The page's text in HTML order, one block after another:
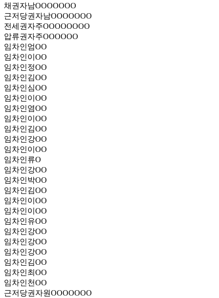
채권자남OOOOOOO
근저당권자남OOOOOOO
전세권자주OOOOOOOO
압류권자주OOOOOO
임차인엄OO
임차인이OO
임차인정OO
임차인김OO
임차인심OO
임차인이OO
임차인염OO
임차인이OO
임차인김OO
임차인강OO
임차인이OO
임차인류O
임차인강OO
임차인박OO
임차인김OO
임차인이OO
임차인이OO
임차인유OO
임차인강OO
임차인강OO
임차인강OO
임차인김OO
임차인최OO
임차인천OO
근저당권자원OOOOOOO